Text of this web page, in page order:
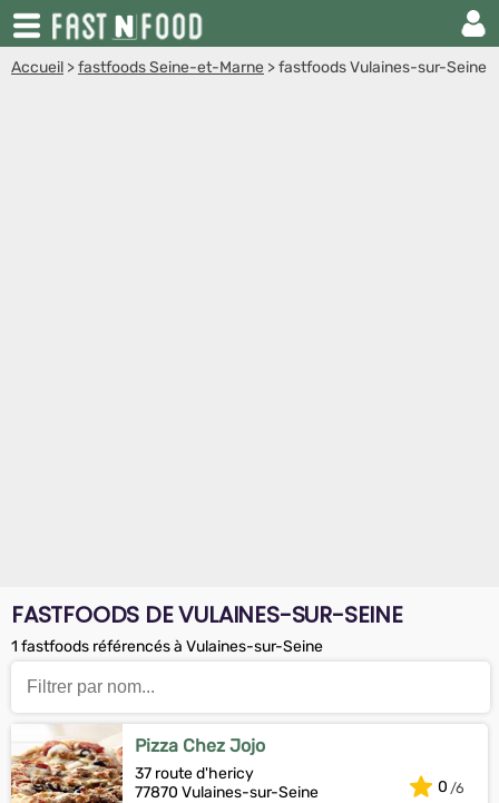
Accueil >fastfoods Seine-et-Marne >fastfoods Vulaines-sur-Seine
FASTFOODS DE VULAINES-SUR-SEINE
1 fastfoods référencés à Vulaines-sur-Seine
Pizza Chez Jojo
37 route d'hericy
77870 Vulaines-sur-Seine
0